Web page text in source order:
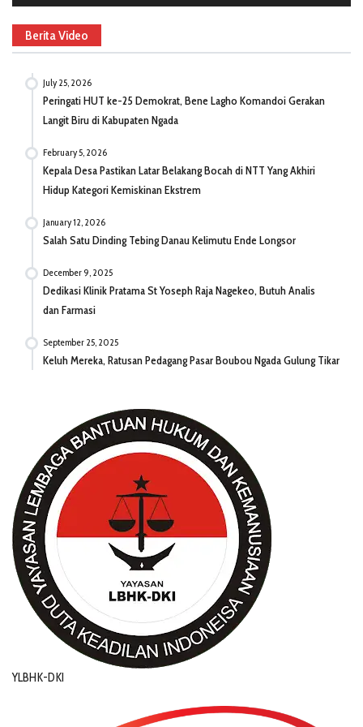
Berita Video
July 25, 2026
Peringati HUT ke-25 Demokrat, Bene Lagho Komandoi Gerakan
Langit Biru di Kabupaten Ngada
February 5, 2026
Kepala Desa Pastikan Latar Belakang Bocah di NTT Yang Akhiri
Hidup Kategori Kemiskinan Ekstrem
January 12, 2026
Salah Satu Dinding Tebing Danau Kelimutu Ende Longsor
December 9, 2025
Dedikasi Klinik Pratama St Yoseph Raja Nagekeo, Butuh Analis
dan Farmasi
September 25, 2025
Keluh Mereka, Ratusan Pedagang Pasar Boubou Ngada Gulung Tikar
YLBHK-DKI